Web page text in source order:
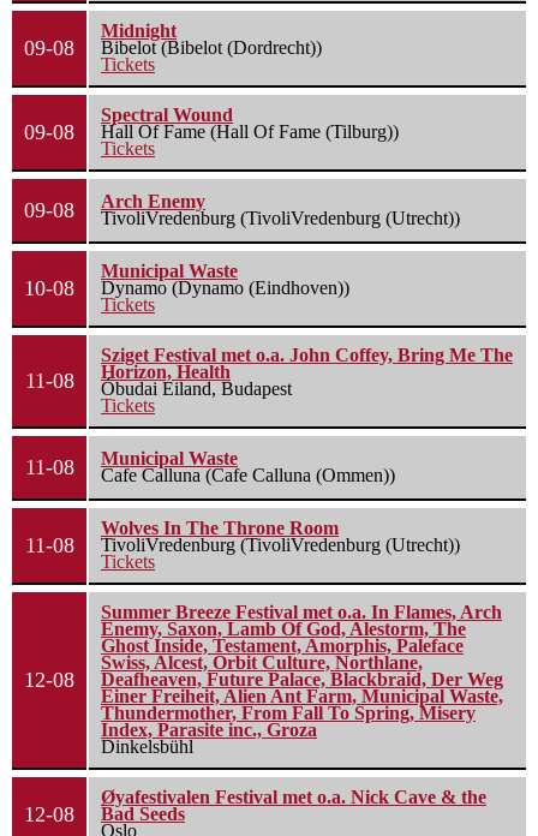
09-08
Midnight
Bibelot (Bibelot (Dordrecht))
Tickets
09-08
Spectral Wound
Hall Of Fame (Hall Of Fame (Tilburg))
Tickets
09-08
Arch Enemy
TivoliVredenburg (TivoliVredenburg (Utrecht))
10-08
Municipal Waste
Dynamo (Dynamo (Eindhoven))
Tickets
11-08
Sziget Festival met o.a. John Coffey, Bring Me The
Horizon, Health
Óbudai Eiland, Budapest
Tickets
11-08
Municipal Waste
Cafe Calluna (Cafe Calluna (Ommen))
11-08
Wolves In The Throne Room
TivoliVredenburg (TivoliVredenburg (Utrecht))
Tickets
12-08
Summer Breeze Festival met o.a. In Flames, Arch
Enemy, Saxon, Lamb Of God, Alestorm, The
Ghost Inside, Testament, Amorphis, Paleface
Swiss, Alcest, Orbit Culture, Northlane,
Deafheaven, Future Palace, Blackbraid, Der Weg
Einer Freiheit, Alien Ant Farm, Municipal Waste,
Thundermother, From Fall To Spring, Misery
Index, Parasite inc., Groza
Dinkelsbühl
12-08
Øyafestivalen Festival met o.a. Nick Cave & the
Bad Seeds
Oslo